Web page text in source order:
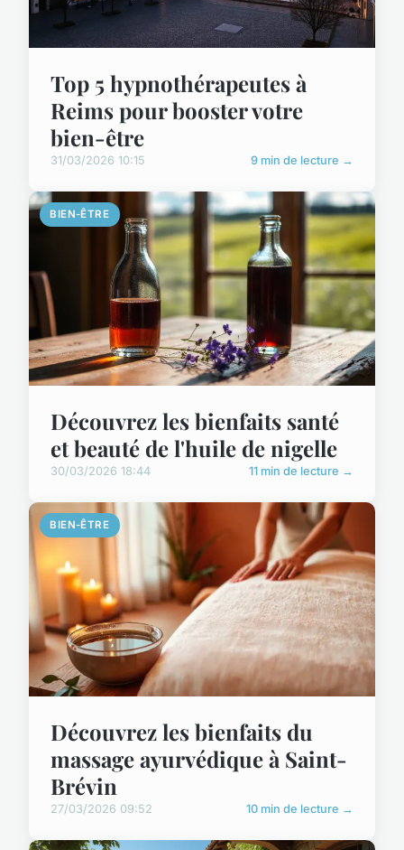
Top 5 hypnothérapeutes à
Reims pour booster votre
bien-être
31/03/2026 10:15 9 min de lecture →
BIEN-ÊTRE
Découvrez les bienfaits santé
et beauté de l'huile de nigelle
30/03/2026 18:44 11 min de lecture →
BIEN-ÊTRE
Découvrez les bienfaits du
massage ayurvédique à Saint-
Brévin
27/03/2026 09:52 10 min de lecture →